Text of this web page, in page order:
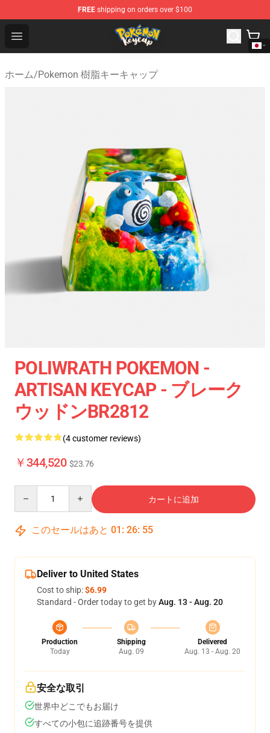
FREE shipping on orders over $100
Open menu
Pokemon Keycap Shop - The Best Store of Pokemon
ホーム/Pokemon 樹脂キーキャップ
POLIWRATH POKEMON -
ARTISAN KEYCAP - ブレーク
ウッドンBR2812
(4 customer reviews)
￥344,520 $23.76
カートに追加
このセールはあと 01 : 26: 55
Deliver to United States
Cost to ship:$6.99
Standard - Order today to get byAug. 13 - Aug. 20
Production
Today
Shipping
Aug. 09
Delivered
Aug. 13 - Aug. 20
安全な取引
世界中どこでもお届け
すべての小包に追跡番号を提供